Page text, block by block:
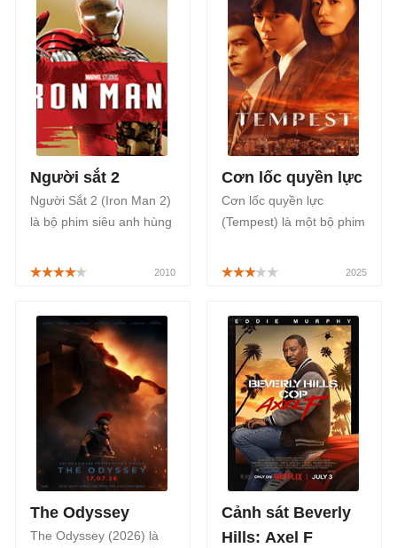
Người sắt 2
Người Sắt 2 (Iron Man 2)
là bộ phim siêu anh hùng
của Iron Man phát hành
Cơn lốc quyền lực
Cơn lốc quyền lực
(Tempest) là một bộ phim
hành động xoay quanh
tình báo, tranh chấp
chính trị, được phát sóng
trên Disney, bắt đầu từ
ngày 10/09/2025.
The Odyssey
The Odyssey (2026) là
Cảnh sát Beverly
Hills: Axel F